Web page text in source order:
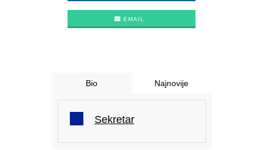
EMAIL
Bio Najnovije
Sekretar